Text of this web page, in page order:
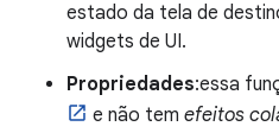
estado da tela de
widgets de UI.
Propriedades:essa
e não tem efeitos